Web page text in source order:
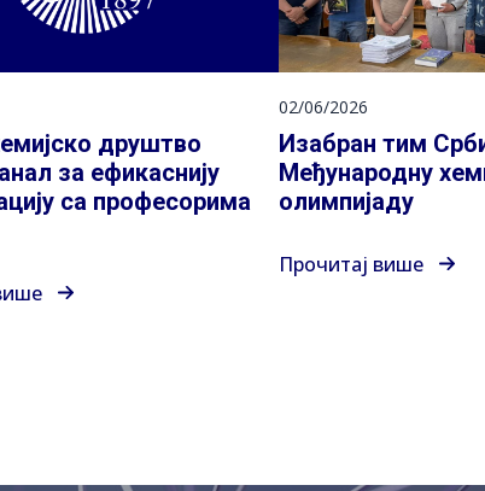
друштво
за ефикаснију
са професорима
02/06/2026
Изабран тим
Међународну
олимпијаду
Прочитај више